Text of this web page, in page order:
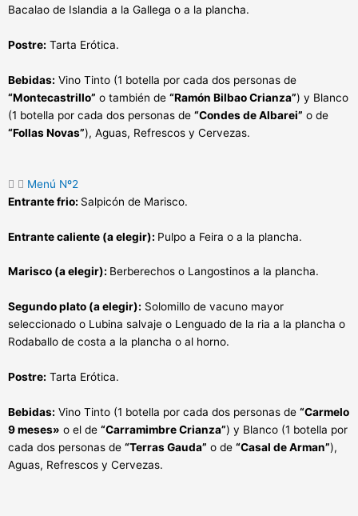
Bacalao de Islandia a la Gallega o a la plancha.
Postre: Tarta Erótica.
Bebidas: Vino Tinto (1 botella por cada dos personas de
“Montecastrillo” o también de “Ramón Bilbao Crianza”) y Blanco
(1 botella por cada dos personas de “Condes de Albarei” o de
“Follas Novas”), Aguas, Refrescos y Cervezas.
Menú Nº2
Entrante frio: Salpicón de Marisco.
Entrante caliente (a elegir): Pulpo a Feira o a la plancha.
Marisco (a elegir): Berberechos o Langostinos a la plancha.
Segundo plato (a elegir): Solomillo de vacuno mayor
seleccionado o Lubina salvaje o Lenguado de la ria a la plancha o
Rodaballo de costa a la plancha o al horno.
Postre: Tarta Erótica.
Bebidas: Vino Tinto (1 botella por cada dos personas de “Carmelo
9 meses» o el de “Carramimbre Crianza”) y Blanco (1 botella por
cada dos personas de “Terras Gauda” o de “Casal de Arman”),
Aguas, Refrescos y Cervezas.